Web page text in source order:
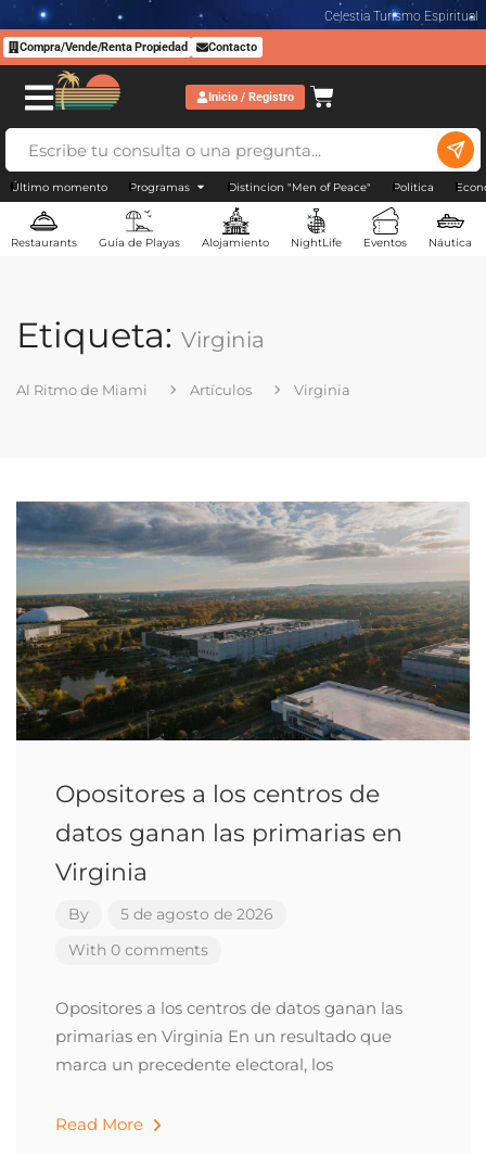
Celestia Turismo Espiritual
Compra/Vende/Renta Propiedad Contacto
Inicio / Registro
Último momento Programas Distincion "Men of Peace" Politica
Restaurants Guía de Playas Alojamiento NightLife Eventos Náutica
Etiqueta: Virginia
Al Ritmo de Miami Artículos Virginia
Opositores a los centros de
datos ganan las primarias en
Virginia
By
5 de agosto de 2026
With 0 comments
Opositores a los centros de datos ganan las
primarias en Virginia En un resultado que
marca un precedente electoral, los
Read More